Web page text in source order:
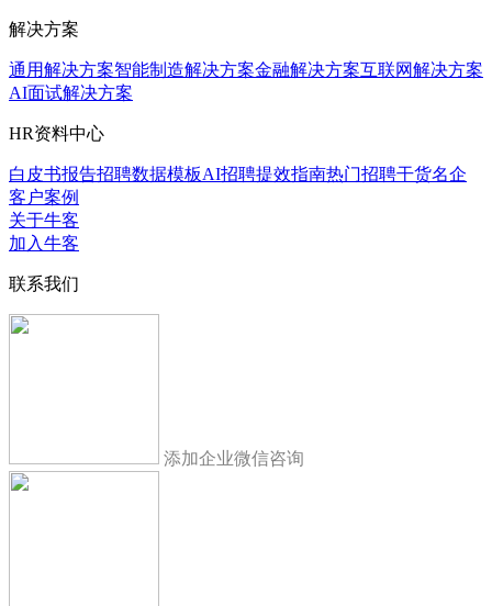
解决方案
通用解决方案智能制造解决方案金融解决方案互联网解决方案
AI面试解决方案
HR资料中心
白皮书报告招聘数据模板AI招聘提效指南热门招聘干货名企
客户案例
关于牛客
加入牛客
联系我们
添加企业微信咨询